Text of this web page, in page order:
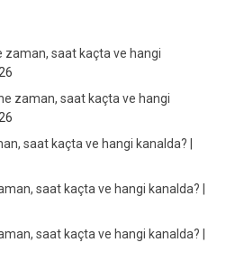
zaman, saat kaçta ve hangi
zaman, saat kaçta ve hangi
saat kaçta ve hangi kanalda? |
saat kaçta ve hangi kanalda? |
saat kaçta ve hangi kanalda? |